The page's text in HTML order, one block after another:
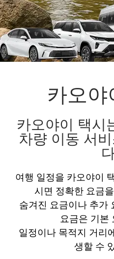
Bangkok to Khao Yai
Airport to Khao Yai
카오야
카오야이 택시
차량 이동 서
여행 일정을 카오야이
시면 정확한 요금
숨겨진 요금이나 추가
요금은 기본
일정이나 목적지 거리
생할 수